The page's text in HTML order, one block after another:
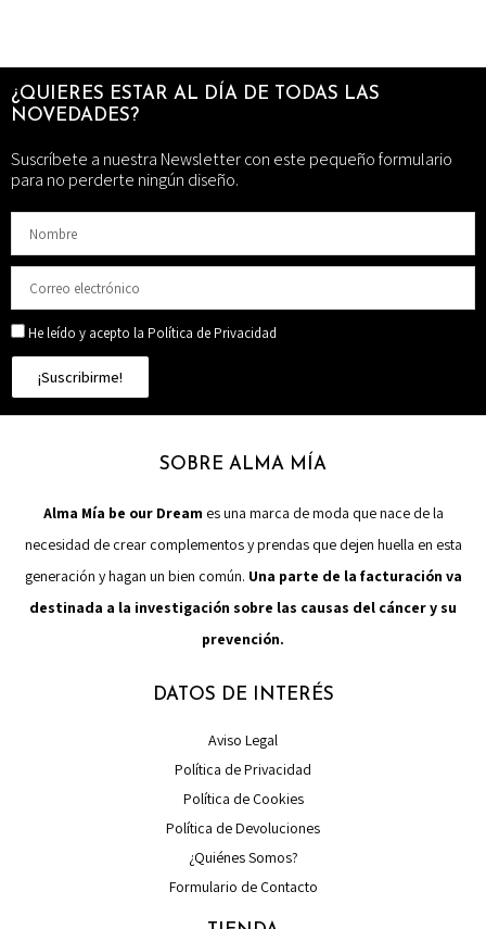
¿QUIERES ESTAR AL DÍA DE TODAS LAS
NOVEDADES?
Suscríbete a nuestra Newsletter con este pequeño formulario
para no perderte ningún diseño.
He leído y acepto la Política de Privacidad
¡Suscribirme!
SOBRE ALMA MÍA
Alma Mía be our Dream es una marca de moda que nace de la
necesidad de crear complementos y prendas que dejen huella en esta
generación y hagan un bien común. Una parte de la facturación va
destinada a la investigación sobre las causas del cáncer y su
prevención.
DATOS DE INTERÉS
Aviso Legal
Política de Privacidad
Política de Cookies
Política de Devoluciones
¿Quiénes Somos?
Formulario de Contacto